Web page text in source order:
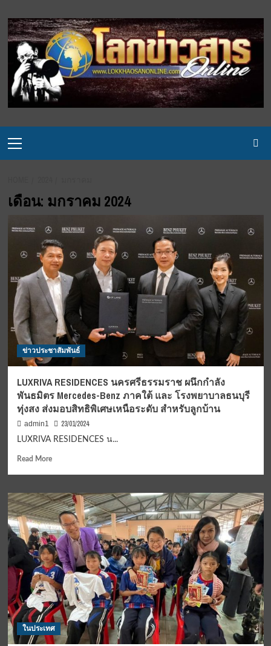
to
content
Menu
เดือน: มกราคม 2024
ข่าวประชาสัมพันธ์
LUXRIVA RESIDENCES นครศรีธรรมราช ผนึกกำลัง
พันธมิตร Mercedes-Benz ภาคใต้ และ โรงพยาบาลธนบุรี
ทุ่งสง ส่งมอบสิทธิพิเศษเหนือระดับ สำหรับลูกบ้าน
admin1 23/01/2024
LUXRIVA RESIDENCES น...
Read MoreRead
LUXRIVA
RESIDENCES
นครศรีธรรมราช
ผนึก
กำลัง
พันธมิตร
Mercedes-
Benz
ภาค
ใต้
และ
โรง
พยาบาล
ธนบุรี
ในประเทศ